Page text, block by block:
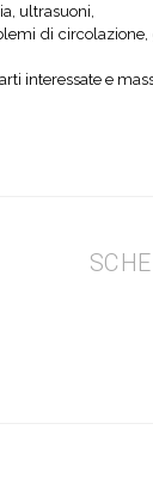
ultrasuoni,
di
interessate e